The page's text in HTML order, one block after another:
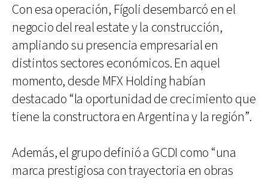
Con esa operación, Fígoli desembarcó en el
negocio del real estate y la construcción,
ampliando su presencia empresarial en
distintos sectores económicos. En aquel
momento, desde MFX Holding habían
destacado “la oportunidad de crecimiento que
tiene la constructora en Argentina y la región”.
Además, el grupo definió a GCDI como “una
marca prestigiosa con trayectoria en obras